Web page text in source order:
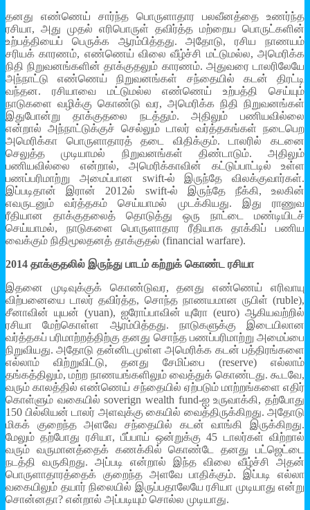
தனது எண்ணெய் சார்ந்த பொருளாதார பலவீனத்தை உணர்ந்த
ரசியா, அது முதல் எரிபொருள் தவிர்த்த மற்றைய பொருட்களின்
உற்பத்தியைப் பெருக்க ஆரம்பித்தது. அதோடு, ரசிய நாணயம்
சரியக் காரணம், எண்ணெய் விலை வீழ்ச்சி மட்டுமல்ல, அமெரிக்க
நிதி நிறுவனங்களின் தாக்குதலும் காரணம். அதுவரை டாலரிலேயே
அந்நாட்டு எண்ணெய் நிறுவனங்கள் சந்தையில் கடன் திரட்டி
வந்தன. ரசியாவை மட்டுமல்ல எண்ணெய் உற்பத்தி செய்யும்
நாடுகளை வழிக்கு கொண்டு வர, அமெரிக்க நிதி நிறுவனங்கள்
இதுபோன்று தாக்குதலை நடத்தும். அதிலும் பணியவில்லை
என்றால் அந்நாட்டுக்குச் செல்லும் டாலர் வர்த்தகங்கள் நடைபெற
அமெரிக்கா பொருளாதாரத் தடை விதிக்கும். டாலரில் கடனை
செலுத்த முடியாமல் நிறுவனங்கள் திண்டாடும். அதிலும்
பணியவில்லை என்றால், அமெரிக்காவின் கட்டுப்பாட்டில் உள்ள
பணப்பரிமாற்று அமைப்பான swift-ல் இருந்தே விலக்குவார்கள்.
இப்படிதான் இரான் 2012ல் swift-ல் இருந்தே நீக்கி, உலகின்
எவருடனும் வர்த்தகம் செய்யாமல் முடக்கியது. இது ராணுவ
ரீதியான தாக்குதலைத் தொடுத்து ஒரு நாட்டை மண்டியிடச்
செய்யாமல், நாடுகளை பொருளாதார ரீதியாக தாக்கிப் பணிய
வைக்கும் நிதிமூலதனத் தாக்குதல் (financial warfare).
2014 தாக்குதலில் இருந்து பாடம் கற்றுக் கொண்ட ரசியா
இதனை முடிவுக்குக் கொண்டுவர, தனது எண்ணெய் எரிவாயு
விற்பனையை டாலர் தவிர்த்த, சொந்த நாணயமான ருபிள் (ruble),
சீனாவின் யுயன் (yuan), ஐரோப்பாவின் யுரோ (euro) ஆகியவற்றில்
ரசியா மேற்கொள்ள ஆரம்பித்தது. நாடுகளுக்கு இடையிலான
வர்த்தகப் பரிமாற்றத்திற்கு தனது சொந்த பணப்பரிமாற்று அமைப்பை
நிறுவியது. அதோடு தன்னிடமுள்ள அமெரிக்க கடன் பத்திரங்களை
எல்லாம் விற்றுவிட்டு, தனது சேமிப்பை (reserve) எல்லாம்
தங்கத்திலும், மற்ற நாணயங்களிலும் வைத்துக் கொண்டது. கூடவே,
வரும் காலத்தில் எண்ணெய் சந்தையில் ஏற்படும் மாற்றங்களை எதிர்
கொள்ளும் வகையில் soverign wealth fund-ஐ உருவாக்கி, தற்போது
150 பில்லியன் டாலர் அளவுக்கு கையில் வைத்திருக்கிறது. அதோடு
மிகக் குறைந்த அளவே சந்தையில் கடன் வாங்கி இருக்கிறது.
மேலும் தற்போது ரசியா, பீப்பாய் ஒன்றுக்கு 45 டாலர்கள் விற்றால்
வரும் வருமானத்தைக் கணக்கில் கொண்டே தனது பட்ஜெட்டை
நடத்தி வருகிறது. அப்படி என்றால் இந்த விலை வீழ்ச்சி அதன்
பொருளாதாரத்தைக் குறைந்த அளவே பாதிக்கும். இப்படி எல்லா
வகையிலும் தயார் நிலையில் இருப்பதாலேயே ரசியா முடியாது என்று
சொன்னதா? என்றால் அப்படியும் சொல்ல முடியாது.